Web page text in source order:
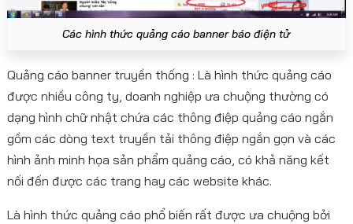
Các hình thức quảng cáo banner báo điện tử
Quảng cáo banner truyền thống : Là hình thức quảng cáo
được nhiều công ty, doanh nghiệp ưa chuộng thường có
dạng hình chữ nhật chứa các thông điệp quảng cáo ngắn
gồm các dòng text truyền tải thông điệp ngắn gọn và các
hình ảnh minh họa sản phẩm quảng cáo, có khả năng kết
nối đến được các trang hay các website khác.
Là hình thức quảng cáo phổ biến rất được ưa chuộng bởi